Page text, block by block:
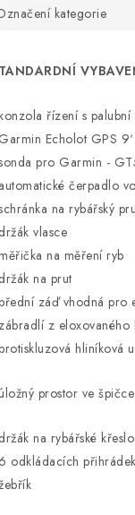
kategorie
řízení s palubní
Echolot GPS
pro Garmin -
čerpadlo
na rybářský
vlasce
na měření ryb
na prut
záď vhodná pro
z eloxovaného
hliníková
prostor ve
na rybářské křeslo
odkládacích